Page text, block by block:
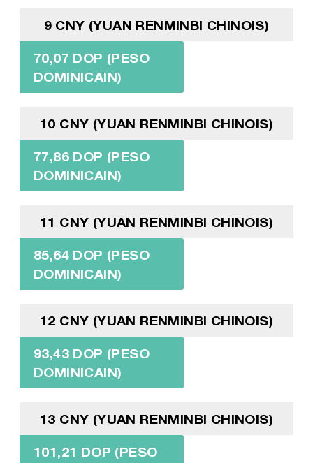
9 CNY (YUAN RENMINBI CHINOIS)
70,07 DOP (PESO
DOMINICAIN)
10 CNY (YUAN RENMINBI CHINOIS)
77,86 DOP (PESO
DOMINICAIN)
11 CNY (YUAN RENMINBI CHINOIS)
85,64 DOP (PESO
DOMINICAIN)
12 CNY (YUAN RENMINBI CHINOIS)
93,43 DOP (PESO
DOMINICAIN)
13 CNY (YUAN RENMINBI CHINOIS)
101,21 DOP (PESO